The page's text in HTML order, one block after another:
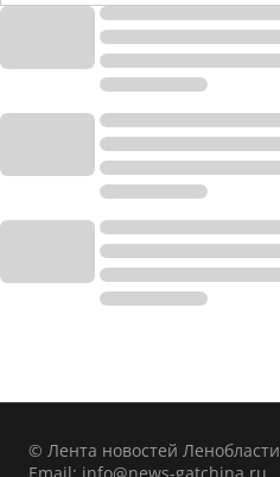
© Лента новостей Ленобласти